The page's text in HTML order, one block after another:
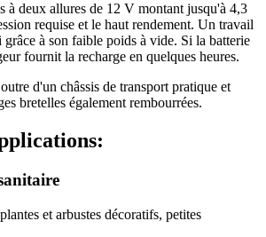
à deux allures de 12 V montant jusqu'à 4,3
requise et le haut rendement. Un travail
grâce à son faible poids à vide. Si la batterie
fournit la recharge en quelques heures.
d'un châssis de transport pratique et
bretelles également rembourrées.
et arbustes décoratifs, petites